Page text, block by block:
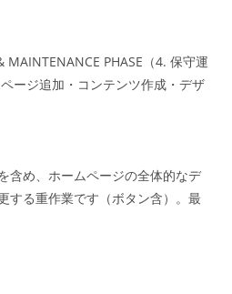
MAINTENANCE PHASE（4. 保守運
ージ追加・コンテンツ作成・デザ
含め、ホームページの全体的なデ
する重作業です（ボタン含）。最